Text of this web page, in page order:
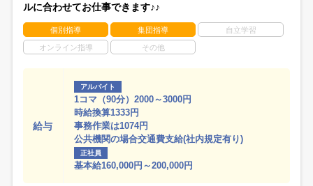
ルに合わせてお仕事できます♪♪
個別指導 集団指導 自立学習
オンライン指導 その他
給与
アルバイト
1コマ（90分）2000～3000円
時給換算1333円
事務作業は1074円
公共機関の場合交通費支給(社内規定有り)
正社員
基本給160,000円～200,000円